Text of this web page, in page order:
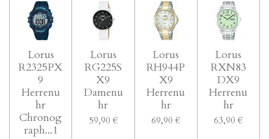
Lorus
R2325PX
9
Herrenu
hr
Chronog
raph...1
Lorus
RG225S
X9
Damenu
hr
59,90 €
Lorus
RH944P
X9
Herrenu
hr
69,90 €
Lorus
RXN83
DX9
Herrenu
hr
63,90 €